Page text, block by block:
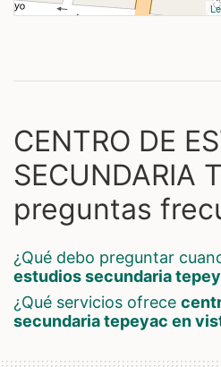
CENTRO DE
SECUNDARIA
preguntas
¿qué debo preguntar
estudios secundaria
¿qué servicios ofrece
secundaria tepeyac en